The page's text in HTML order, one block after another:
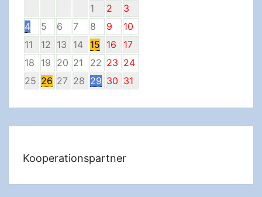
1 2
3
4
5 6 7 8 9
10
11
12 13 14 15 16
17
18
19 20 21 22 23 24
25 26 27 28 29 30 31
Kooperationspartner